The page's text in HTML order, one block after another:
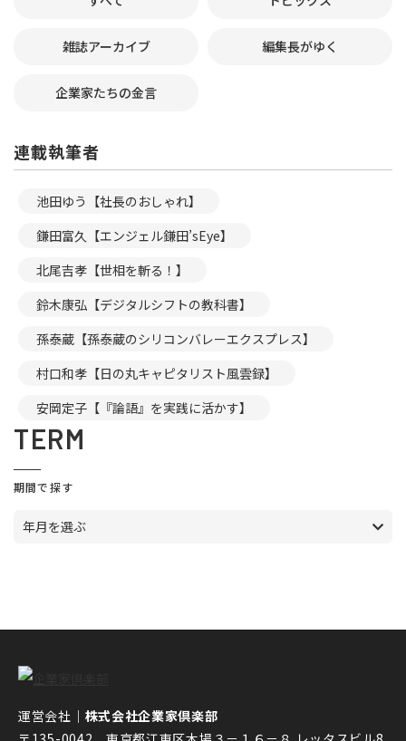
雑誌アーカイブ 編集長がゆく
企業家たちの金言
連載執筆者
池田ゆう【社長のおしゃれ】
鎌田富久【エンジェル鎌田’sEye】
北尾吉孝【世相を斬る！】
鈴木康弘【デジタルシフトの教科書】
孫泰蔵【孫泰蔵のシリコンバレーエクスプレス】
村口和孝【日の丸キャピタリスト風雲録】
安岡定子【『論語』を実践に活かす】
TERM
期間で探す
年月を選ぶ
運営会社｜ 株式会社企業家倶楽部